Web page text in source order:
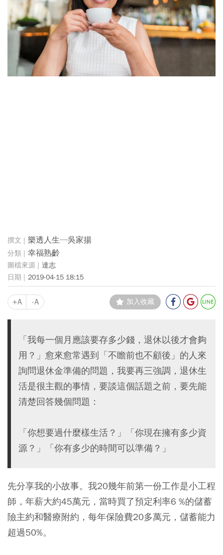
樂透人生─吳家揚
幸福熟齡
達志
2019-04-15 18:15
+A -A 加入收藏
「我每一個月應該要存多少錢，退休以後才會夠
用？」愈來愈常遇到「不瞻前也不顧後」的人來
詢問退休金準備的問題，我要再三強調，退休生
活是很主觀的事情，要談這個話題之前，要先能
清楚回答幾個問題：
「你想要過什麼樣生活？」「你現在擁有多少資
源？」「你有多少的時間可以準備？」
先分享我的小故事。我20幾年前第一份工作是小工程
師，年薪大約45萬元，當時買了預定利率6 %的儲蓄
險主約和醫療附約，每年保險費20多萬元，儲蓄能力
超過50%。